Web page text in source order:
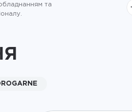
та